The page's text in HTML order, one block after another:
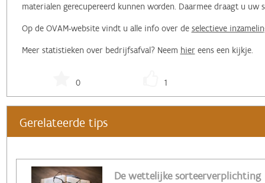
materialen gerecupereerd kunnen worden. Daarmee draagt u uw
Op de OVAM-website vindt u alle info over de selectieve
Meer statistieken over bedrijfsafval? Neem hiereens een kijkje.
0 1
Gerelateerde tips
De wettelijke sorteerverplichting